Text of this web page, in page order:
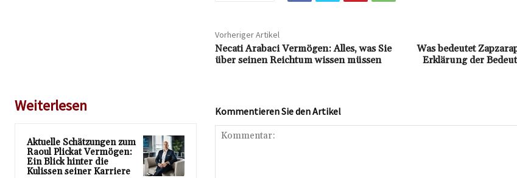
Vorheriger Artikel
Necati Arabaci Vermögen: Alles, was Sie
über seinen Reichtum wissen müssen
Was bedeutet
Erklärung der
Weiterlesen
Aktuelle Schätzungen zum
Raoul Plickat Vermögen:
Ein Blick hinter die
Kulissen seiner Karriere
Kommentieren Sie den Artikel